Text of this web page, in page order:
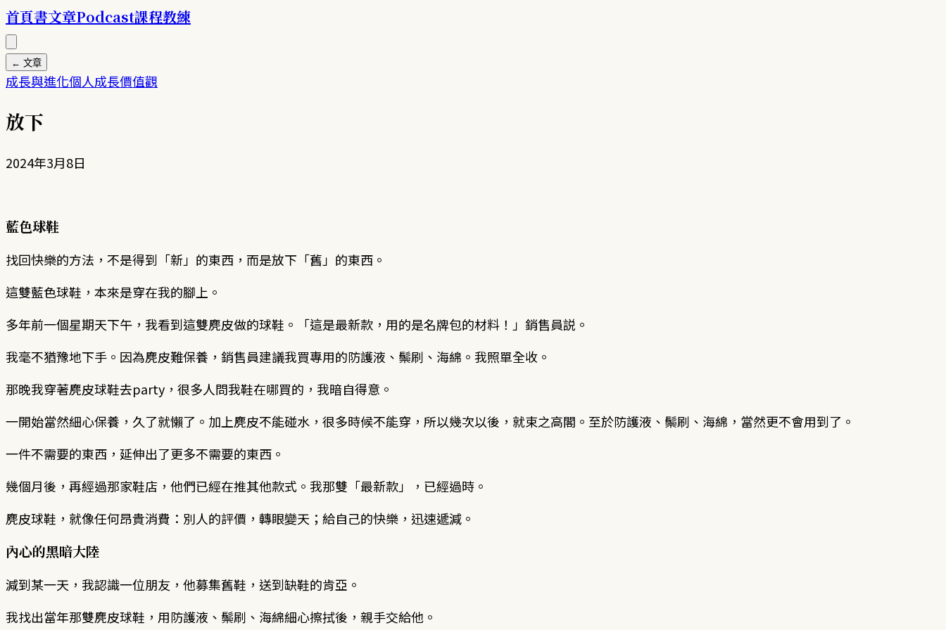
首頁書文章Podcast課程教練
← 文章
成長與進化個人成長價值觀
放下
2024年3月8日
藍色球鞋
找回快樂的方法，不是得到「新」的東西，而是放下「舊」的東西。
這雙藍色球鞋，本來是穿在我的腳上。
多年前一個星期天下午，我看到這雙麂皮做的球鞋。「這是最新款，用的是名牌包的材料！」銷售員説。
我毫不猶豫地下手。因為麂皮難保養，銷售員建議我買專用的防護液、鬃刷、海綿。我照單全收。
那晚我穿著麂皮球鞋去party，很多人問我鞋在哪買的，我暗自得意。
一開始當然細心保養，久了就懶了。加上麂皮不能碰水，很多時候不能穿，所以幾次以後，就束之高閣。至於防護液、鬃刷、海綿，當然更不會用到了。
一件不需要的東西，延伸出了更多不需要的東西。
幾個月後，再經過那家鞋店，他們已經在推其他款式。我那雙「最新款」，已經過時。
麂皮球鞋，就像任何昂貴消費：別人的評價，轉眼變天；給自己的快樂，迅速遞減。
內心的黑暗大陸
減到某一天，我認識一位朋友，他募集舊鞋，送到缺鞋的肯亞。
我找出當年那雙麂皮球鞋，用防護液、鬃刷、海綿細心擦拭後，親手交給他。